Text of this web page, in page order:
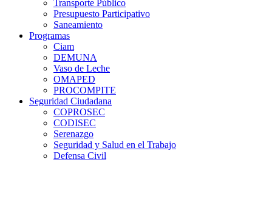
Transporte Público
Presupuesto Participativo
Saneamiento
Programas
Ciam
DEMUNA
Vaso de Leche
OMAPED
PROCOMPITE
Seguridad Ciudadana
COPROSEC
CODISEC
Serenazgo
Seguridad y Salud en el Trabajo
Defensa Civil